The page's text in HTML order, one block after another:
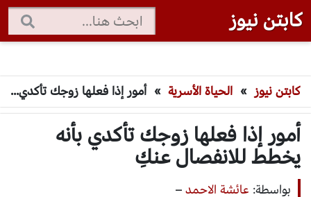
كابتن نيوز
كابتن نيوز » الحياة الأسرية » أمور إذا فعلها زوجك تأكدي بأنه يخطط للانفصال عنكِ
أمور إذا فعلها زوجك تأكدي بأنه
يخطط للانفصال عنكِ
بواسطة: عائشة الاحمد–